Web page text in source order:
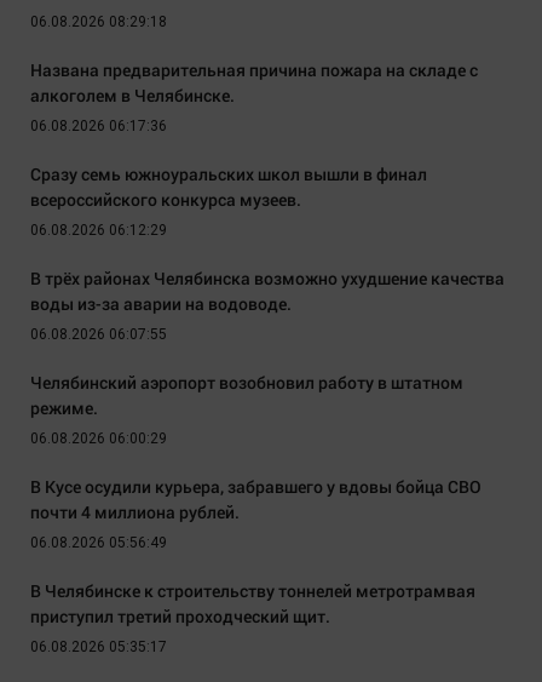
06.08.2026 08:29:18
Названа предварительная причина пожара на складе с
алкоголем в Челябинске.
06.08.2026 06:17:36
Сразу семь южноуральских школ вышли в финал
всероссийского конкурса музеев.
06.08.2026 06:12:29
В трёх районах Челябинска возможно ухудшение качества
воды из-за аварии на водоводе.
06.08.2026 06:07:55
Челябинский аэропорт возобновил работу в штатном
режиме.
06.08.2026 06:00:29
В Кусе осудили курьера, забравшего у вдовы бойца СВО
почти 4 миллиона рублей.
06.08.2026 05:56:49
В Челябинске к строительству тоннелей метротрамвая
приступил третий проходческий щит.
06.08.2026 05:35:17